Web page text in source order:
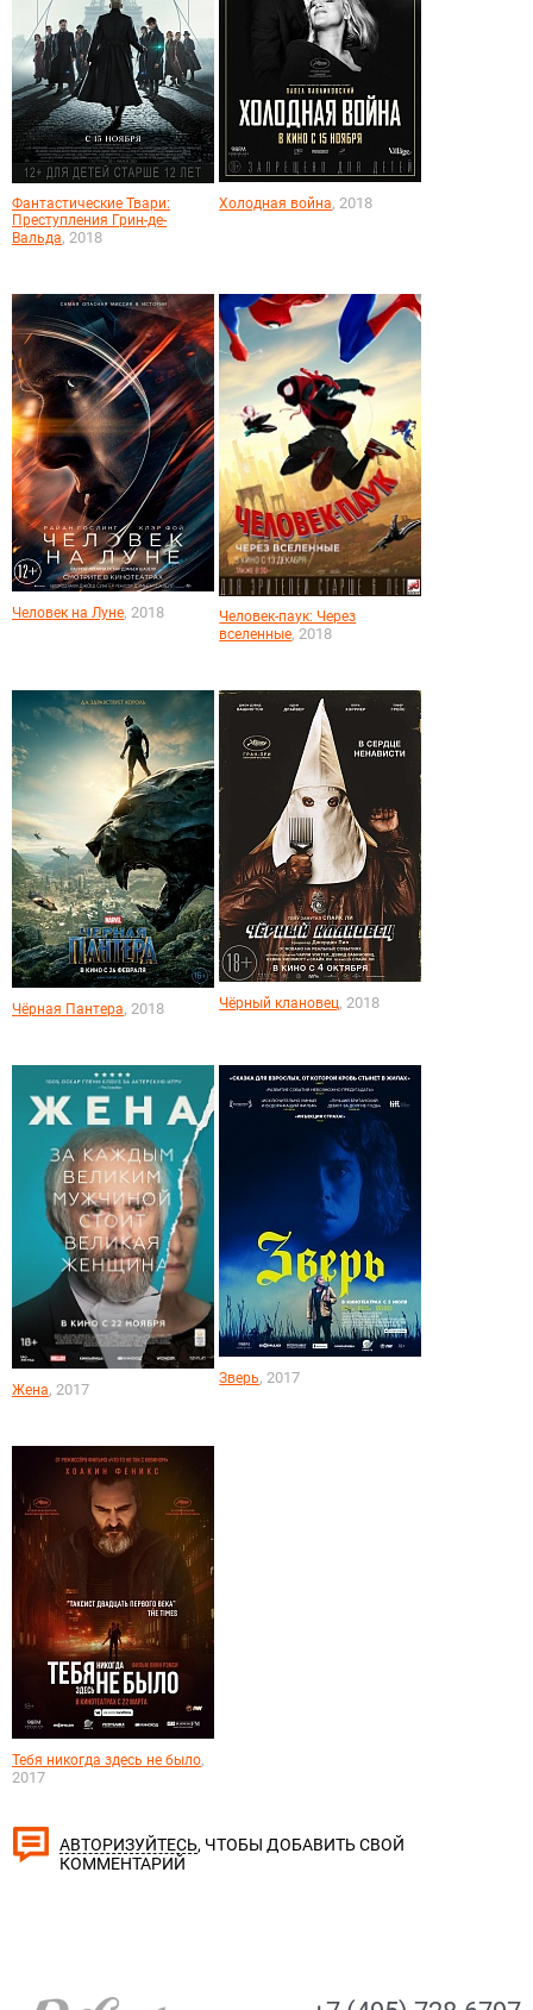
Фантастические Твари:
Преступления Грин-де-
Вальда, 2018
Холодная война, 2018
Человек на Луне, 2018
Человек-паук: Через
вселенные, 2018
Чёрная Пантера, 2018 Чёрный клановец, 2018
Жена, 2017
Зверь, 2017
Тебя никогда здесь не было,
2017
АВТОРИЗУЙТЕСЬ, ЧТОБЫ ДОБАВИТЬ СВОЙ
КОММЕНТАРИЙ